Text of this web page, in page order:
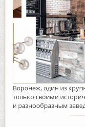
Воронеж, один из
только своими
и разнообразным